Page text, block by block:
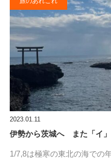
2023.01.11
伊勢から茨城へ また「イ
1/7,8は極寒の東北の海での